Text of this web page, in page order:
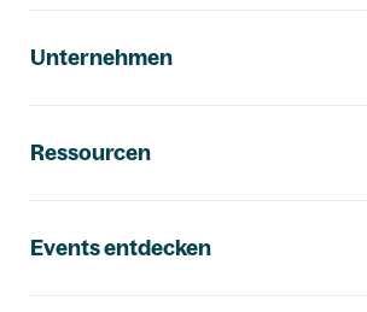
Unternehmen
Ressourcen
Events entdecken